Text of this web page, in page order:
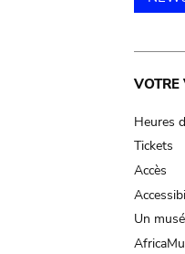
VOTRE
Heures
Tickets
Accès
Un